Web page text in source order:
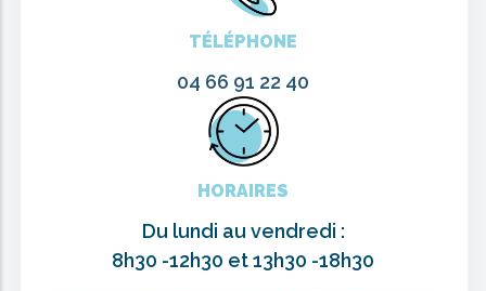
TÉLÉPHONE
04 66 91 22 40
HORAIRES
Du lundi au vendredi :
8h30 -12h30 et 13h30 -18h30